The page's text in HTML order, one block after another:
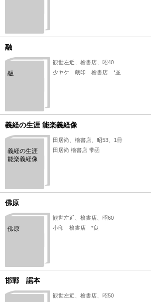
融
融
観世左近、檜書店、昭40
少ヤケ 蔵印 檜書店 *並
義経の生涯 能楽義経像
義経の生涯
能楽義経像
田居尚、檜書店、昭53、1冊
田居尚 檜書店 帯函
佛原
佛原
観世左近、檜書店、昭60
小印 檜書店 *良
邯鄲 謡本
観世左近、檜書店、昭50